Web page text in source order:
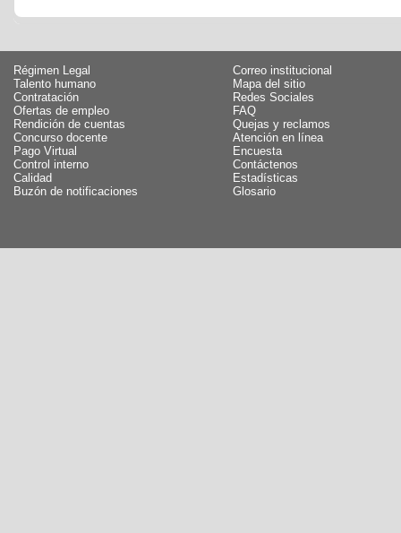
Régimen Legal
Talento humano
Contratación
Ofertas de empleo
Rendición de cuentas
Concurso docente
Pago Virtual
Control interno
Calidad
Buzón de notificaciones
Correo institucional
Mapa del sitio
Redes Sociales
FAQ
Quejas y reclamos
Atención en línea
Encuesta
Contáctenos
Estadísticas
Glosario